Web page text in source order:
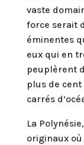
vaste
force serait
éminentes
eux qui en
peuplèrent
plus de
carrés
La
originaux